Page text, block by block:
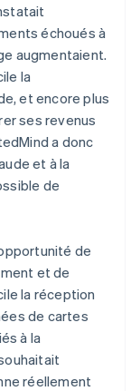
échoués à
augmentaient.
la
et encore plus
ses revenus
a donc
et à la
de
de
et de
la réception
de cartes
à la
réellement